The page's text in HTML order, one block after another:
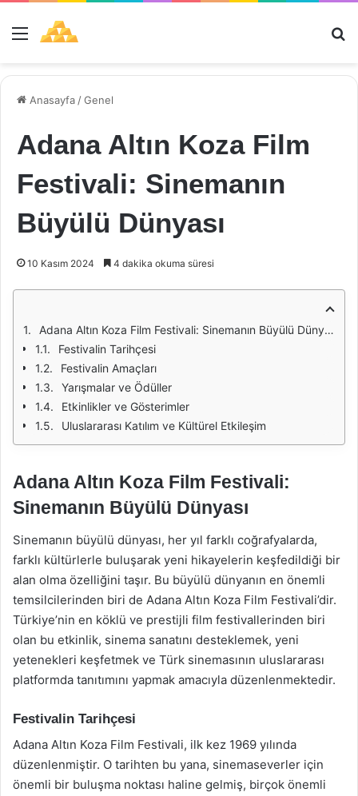
Menü
Anasayfa /Genel
Adana Altın Koza Film
Festivali: Sinemanın
Büyülü Dünyası
10 Kasım 2024 4 dakika okuma süresi
Adana Altın Koza Film Festivali: Sinemanın Büyülü Dünyası
Festivalin Tarihçesi
Festivalin Amaçları
Yarışmalar ve Ödüller
Etkinlikler ve Gösterimler
Uluslararası Katılım ve Kültürel Etkileşim
Adana Altın Koza Film Festivali:
Sinemanın Büyülü Dünyası
Sinemanın büyülü dünyası, her yıl farklı coğrafyalarda,
farklı kültürlerle buluşarak yeni hikayelerin keşfedildiği bir
alan olma özelliğini taşır. Bu büyülü dünyanın en önemli
temsilcilerinden biri de Adana Altın Koza Film Festivali’dir.
Türkiye’nin en köklü ve prestijli film festivallerinden biri
olan bu etkinlik, sinema sanatını desteklemek, yeni
yetenekleri keşfetmek ve Türk sinemasının uluslararası
platformda tanıtımını yapmak amacıyla düzenlenmektedir.
Festivalin Tarihçesi
Adana Altın Koza Film Festivali, ilk kez 1969 yılında
düzenlenmiştir. O tarihten bu yana, sinemaseverler için
önemli bir buluşma noktası haline gelmiş, birçok önemli